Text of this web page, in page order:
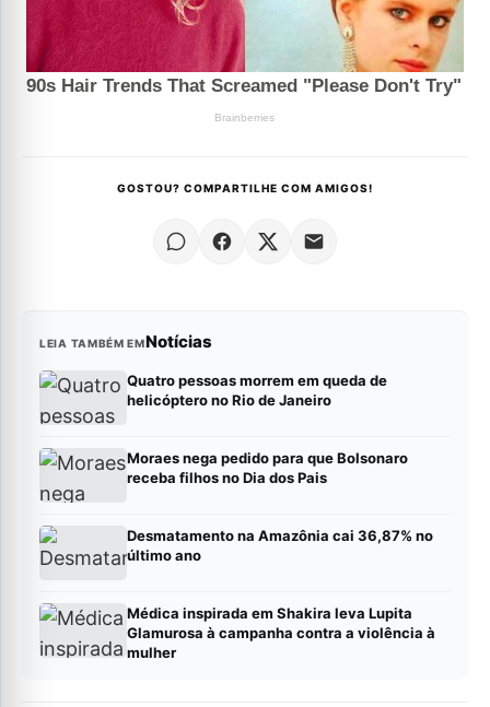
GOSTOU? COMPARTILHE COM AMIGOS!
LEIA TAMBÉM EMNotícias
Quatro pessoas morrem em queda de
helicóptero no Rio de Janeiro
Moraes nega pedido para que Bolsonaro
receba filhos no Dia dos Pais
Desmatamento na Amazônia cai 36,87% no
último ano
Médica inspirada em Shakira leva Lupita
Glamurosa à campanha contra a violência à
mulher